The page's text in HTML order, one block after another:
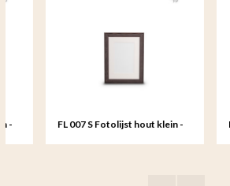
FL 007 S Fotolijst hout klein -
FL